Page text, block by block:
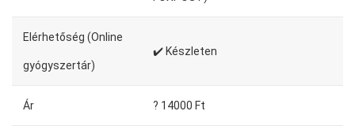
Elérhetőség (Online
gyógyszertár)
✔️ Készleten
Ár ? 14000 Ft